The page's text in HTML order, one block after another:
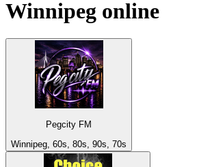
Winnipeg online
Pegcity FM
Winnipeg, 60s, 80s, 90s, 70s